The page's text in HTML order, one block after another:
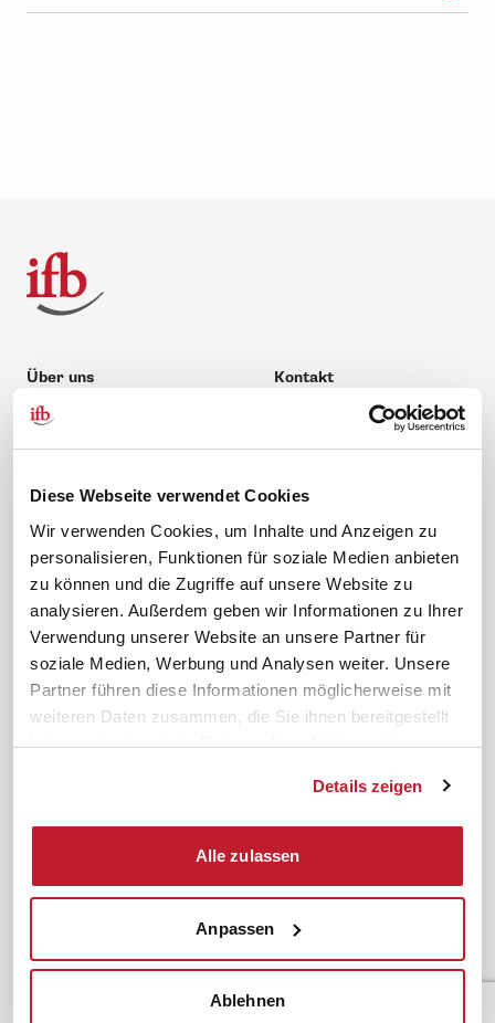
Diese Webseite verwendet Cookies
Wir verwenden Cookies, um Inhalte und Anzeigen zu
personalisieren, Funktionen für soziale Medien anbieten
zu können und die Zugriffe auf unsere Website zu
analysieren. Außerdem geben wir Informationen zu Ihrer
Verwendung unserer Website an unsere Partner für
soziale Medien, Werbung und Analysen weiter. Unsere
Partner führen diese Informationen möglicherweise mit
weiteren Daten zusammen, die Sie ihnen bereitgestellt
haben oder die sie im Rahmen Ihrer Nutzung der
Details zeigen
Alle zulassen
Anpassen
Ablehnen
Über uns
Unternehmen
Karriere
Kontakt
Schulungsberatung
Inhouseberatung
Service
ifb-medien
Bahn Sondertarif
meinifb
Themen
Rhetorik
BR-Wahl
SBV-Wahl
News. Wissen. Themen.
Lexikon
Folgen Sie uns
Sicherheit durch geprüfte